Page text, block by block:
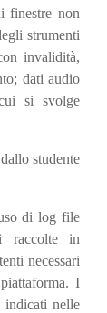
finestre non
strumenti
invalidità,
dati audio
si svolge
studente
di log file
raccolte in
necessari
I
indicati nelle